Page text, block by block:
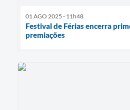
01 AGO 2025 - 11h48
Festival de Férias encerra
premiações